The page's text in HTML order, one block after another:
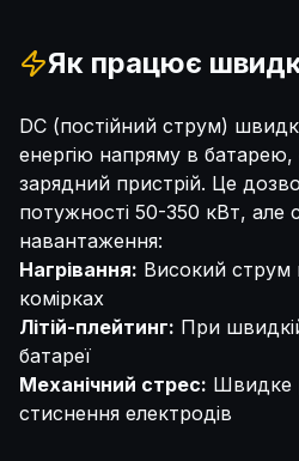
Як працює
DC (постійний струм)
енергію напряму в
зарядний пристрій. Це
потужності 50-350 кВт,
навантаження:
Нагрівання: Високий струм
комірках
Літій-плейтинг: При
батареї
Механічний стрес: Швидке
стиснення електродів